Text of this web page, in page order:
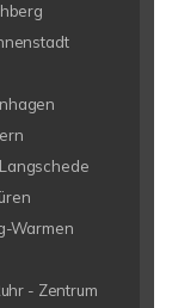
Warmen
- Zentrum